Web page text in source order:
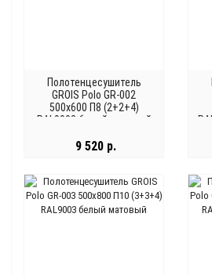
Полотенцесушитель
GROIS Polo GR-002
500х600 П8 (2+2+4)
RAL9003 белый матовый
9 520 р.